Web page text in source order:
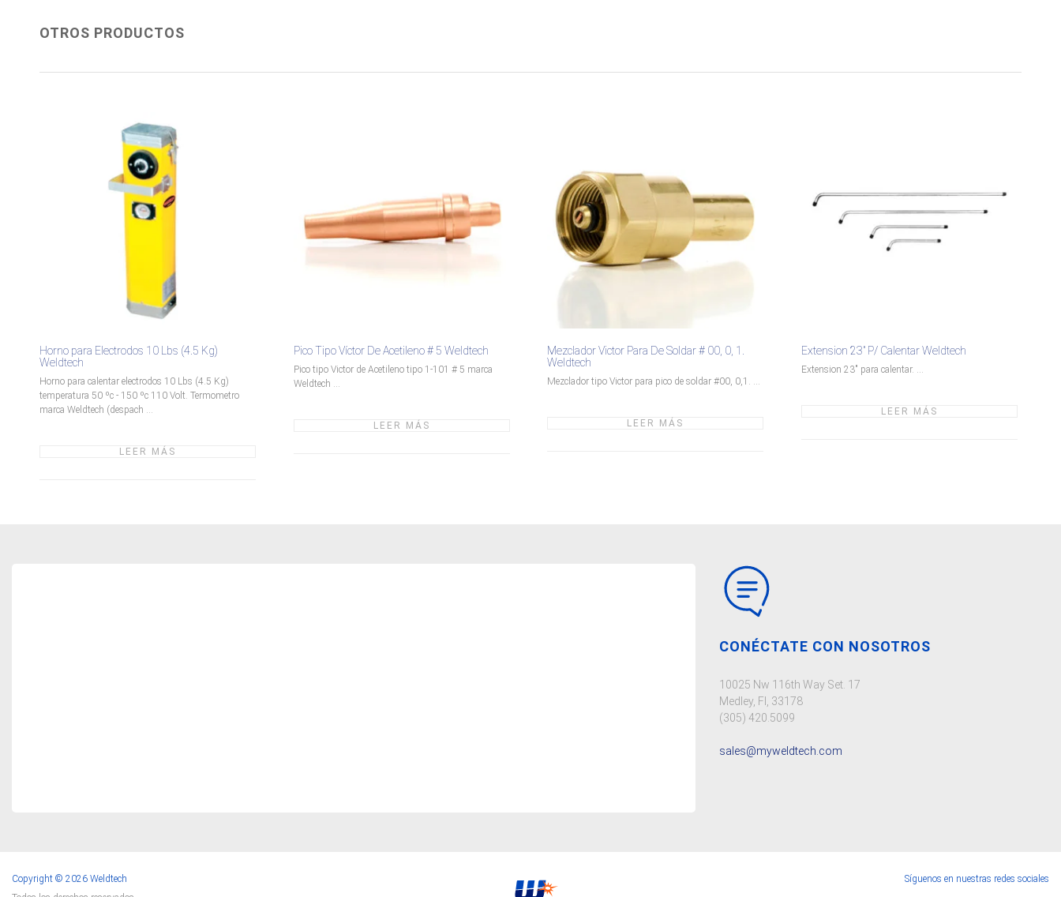
OTROS PRODUCTOS
Horno para Electrodos 10 Lbs (4.5 Kg)
Weldtech
Horno para calentar electrodos 10 Lbs (4.5 Kg)
temperatura 50 ºc - 150 ºc 110 Volt. Termometro
marca Weldtech (despach ...
LEER MÁS
Pico Tipo Víctor De Acetileno # 5 Weldtech
Pico tipo Victor de Acetileno tipo 1-101 # 5 marca
Weldtech ...
LEER MÁS
Mezclador Victor Para De Soldar # 00, 0, 1.
Weldtech
Mezclador tipo Victor para pico de soldar #00, 0,1. ...
LEER MÁS
Extension 23″ P/ Calentar Weldtech
Extension 23" para calentar. ...
LEER MÁS
CONÉCTATE CON NOSOTROS
10025 Nw 116th Way Set. 17
Medley, Fl, 33178
(305) 420.5099
sales@myweldtech.com
Copyright © 2026 Weldtech
Síguenos en nuestras redes sociales